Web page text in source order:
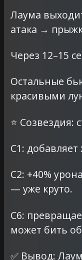
Лаума
атака →
Через 12–15
Остальные
красивыми
⭐ Созвездия:
C1:
C2: +40%
— уже круто.
C6:
может бить
✅ Вывод: